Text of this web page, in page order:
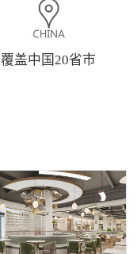
覆盖中国20省市